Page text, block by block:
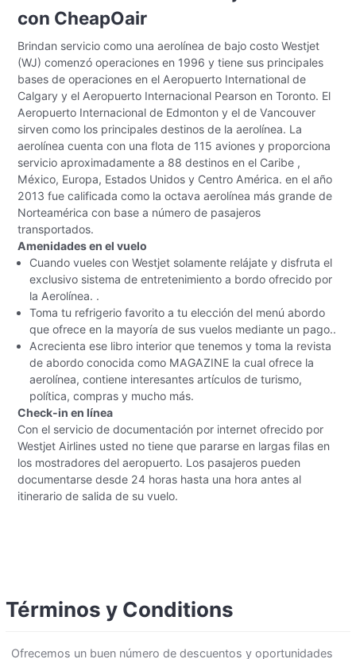
con CheapOair
Brindan servicio como una aerolínea de bajo costo Westjet
(WJ) comenzó operaciones en 1996 y tiene sus principales
bases de operaciones en el Aeropuerto International de
Calgary y el Aeropuerto Internacional Pearson en Toronto. El
Aeropuerto Internacional de Edmonton y el de Vancouver
sirven como los principales destinos de la aerolínea. La
aerolínea cuenta con una flota de 115 aviones y proporciona
servicio aproximadamente a 88 destinos en el Caribe ,
México, Europa, Estados Unidos y Centro América. en el año
2013 fue calificada como la octava aerolínea más grande de
Norteamérica con base a número de pasajeros
transportados.
Amenidades en el vuelo
Cuando vueles con Westjet solamente relájate y disfruta el
exclusivo sistema de entretenimiento a bordo ofrecido por
la Aerolínea. .
Toma tu refrigerio favorito a tu elección del menú abordo
que ofrece en la mayoría de sus vuelos mediante un pago..
Acrecienta ese libro interior que tenemos y toma la revista
de abordo conocida como MAGAZINE la cual ofrece la
aerolínea, contiene interesantes artículos de turismo,
política, compras y mucho más.
Check-in en línea
Con el servicio de documentación por internet ofrecido por
Westjet Airlines usted no tiene que pararse en largas filas en
los mostradores del aeropuerto. Los pasajeros pueden
documentarse desde 24 horas hasta una hora antes al
itinerario de salida de su vuelo.
Términos y Conditions
Ofrecemos un buen número de descuentos y oportunidades